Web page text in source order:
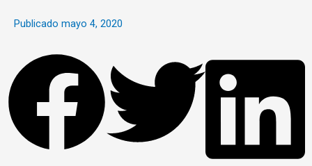
Publicado mayo 4, 2020